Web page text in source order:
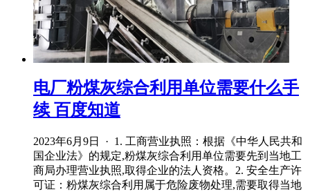
电厂粉煤灰综合利用单位需要什么手
续 百度知道
2023年6月9日 · 1. 工商营业执照：根据《中华人民共和
国企业法》的规定,粉煤灰综合利用单位需要先到当地工
商局办理营业执照,取得企业的法人资格。2. 安全生产许
可证：粉煤灰综合利用属于危险废物处理,需要取得当地